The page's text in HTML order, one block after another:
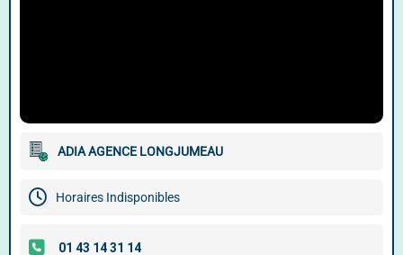
ADIA AGENCE LONGJUMEAU
Horaires Indisponibles